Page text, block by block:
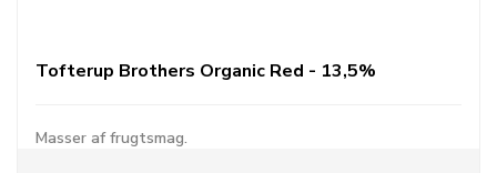
Tofterup Brothers Organic Red - 13,5%
Masser af frugtsmag.